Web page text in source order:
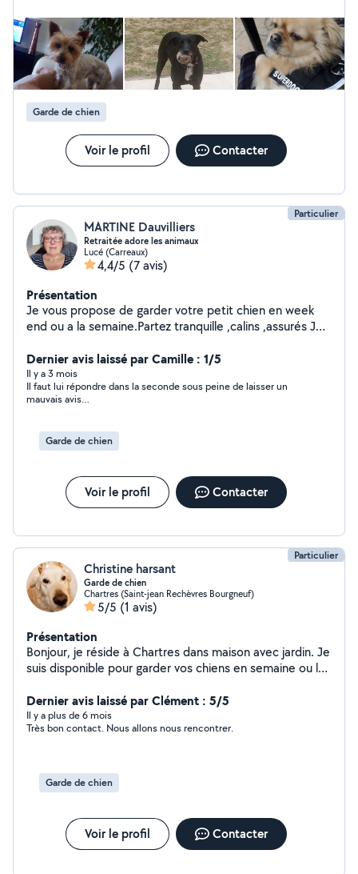
Garde de chien
Voir le profil Contacter
Particulier
MARTINE Dauvilliers
Retraitée adore les animaux
Lucé (Carreaux)
4,4/5 (7 avis)
Présentation
Je vous propose de garder votre petit chien en week
end ou a la semaine.Partez tranquille ,calins ,assurés Je
contacter. Je suis de Lucé. On peut se rencontrer avant
avec votre chien affin de faire connaissance Mon tarif 12
euros par jour.
Dernier avis laissé par Camille : 1/5
Il y a 3 mois
Il faut lui répondre dans la seconde sous peine de laisser un
mauvais avis…
Garde de chien
Voir le profil Contacter
Particulier
Christine harsant
Garde de chien
Chartres (Saint-jean Rechèvres Bourgneuf)
5/5 (1 avis)
Présentation
Bonjour, je réside à Chartres dans maison avec jardin. Je
suis disponible pour garder vos chiens en semaine ou les
golden de 8 ans adorable et un chat . N'hésitez pas à
me contacter en cas de besoin. Cordialement
Dernier avis laissé par Clément : 5/5
Il y a plus de 6 mois
Très bon contact. Nous allons nous rencontrer.
Garde de chien
Voir le profil Contacter